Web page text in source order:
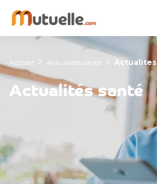
Accueil Actualités santé Actualites
Actualités santé